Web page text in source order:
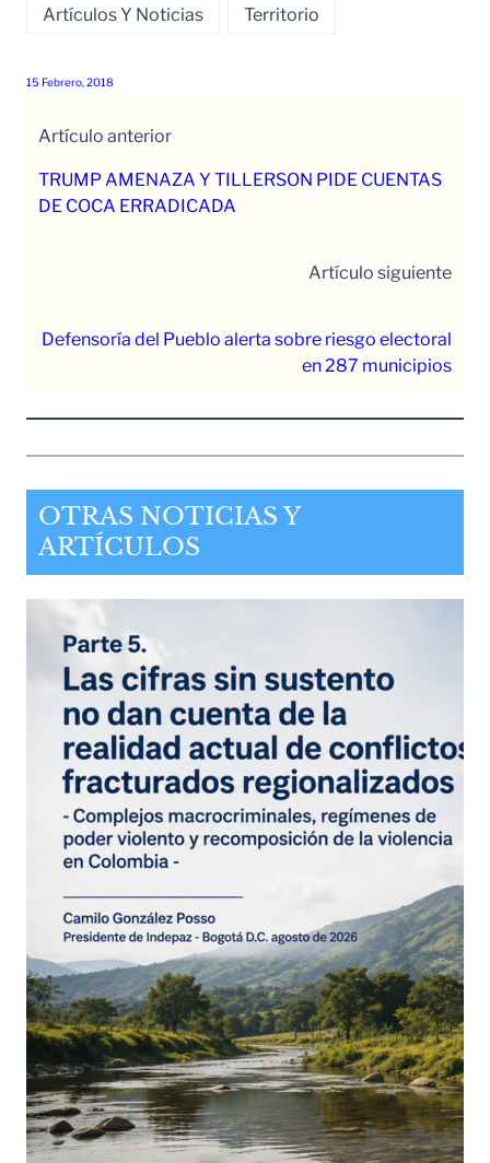
Artículos Y Noticias Territorio
15 Febrero, 2018
Artículo anterior
TRUMP AMENAZA Y TILLERSON PIDE CUENTAS
DE COCA ERRADICADA
Artículo siguiente
Defensoría del Pueblo alerta sobre riesgo electoral
en 287 municipios
OTRAS NOTICIAS Y
ARTÍCULOS